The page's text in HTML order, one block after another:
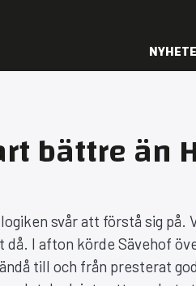
bättre än
svår att förstå sig på.
I afton körde Sävehof
till och från presterat